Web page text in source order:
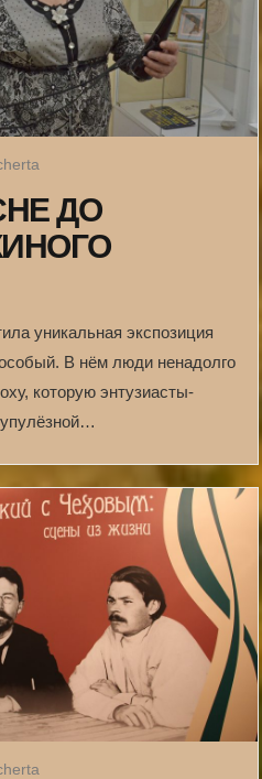
ДО
уникальная экспозиция
В нём люди ненадолго
которую энтузиасты-